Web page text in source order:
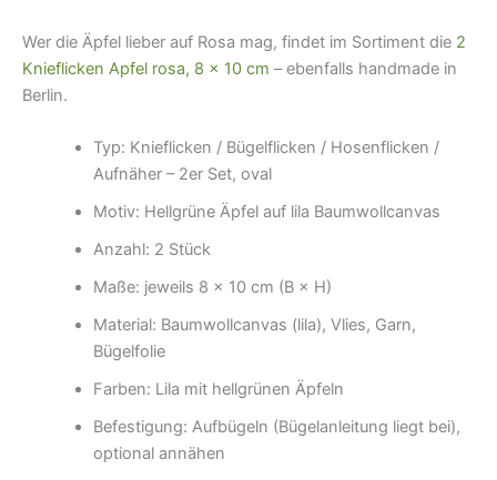
Wer die Äpfel lieber auf Rosa mag, findet im Sortiment die 2
Knieflicken Apfel rosa, 8 × 10 cm – ebenfalls handmade in
Berlin.
Typ: Knieflicken / Bügelflicken / Hosenflicken /
Aufnäher – 2er Set, oval
Motiv: Hellgrüne Äpfel auf lila Baumwollcanvas
Anzahl: 2 Stück
Maße: jeweils 8 × 10 cm (B × H)
Material: Baumwollcanvas (lila), Vlies, Garn,
Bügelfolie
Farben: Lila mit hellgrünen Äpfeln
Befestigung: Aufbügeln (Bügelanleitung liegt bei),
optional annähen